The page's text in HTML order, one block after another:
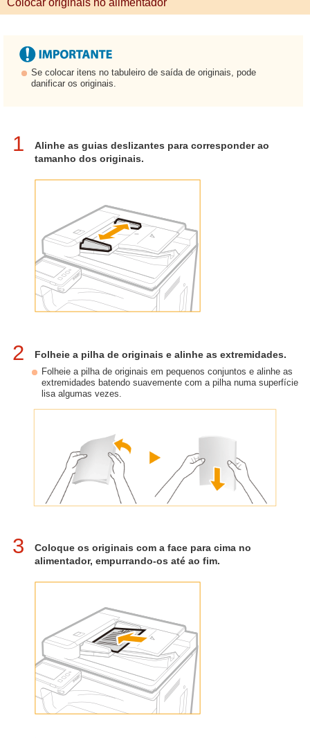
Colocar originais no alimentador
Se colocar itens no tabuleiro de saída de originais, pode
danificar os originais.
1
Alinhe as guias deslizantes para corresponder ao
tamanho dos originais.
2 Folheie a pilha de originais e alinhe as extremidades.
Folheie a pilha de originais em pequenos conjuntos e alinhe as
extremidades batendo suavemente com a pilha numa superfície
lisa algumas vezes.
3
Coloque os originais com a face para cima no
alimentador, empurrando-os até ao fim.